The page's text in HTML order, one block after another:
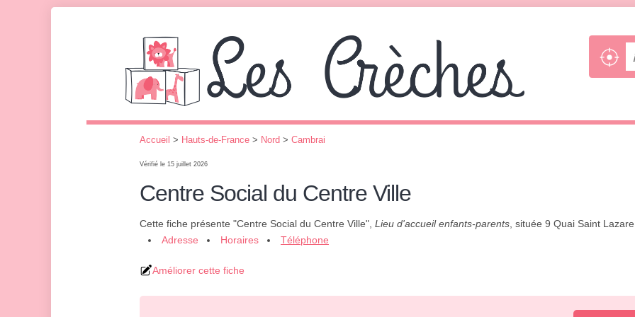
Accueil > Hauts-de-France > Nord > Cambrai
Vérifié le 15 juillet 2026
Centre Social du Centre Ville
Cette fiche présente "Centre Social du Centre Ville", Lieu d'accueil enfants-parents , située 9 Quai Saint
Adresse
Horaires Téléphone
Améliorer cette fiche